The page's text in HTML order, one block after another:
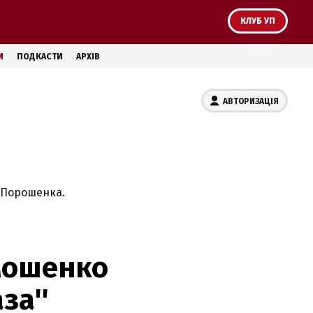
КЛУБ УП
ПОДКАСТИ АРХІВ
АВТОРИЗАЦІЯ
Порошенка.